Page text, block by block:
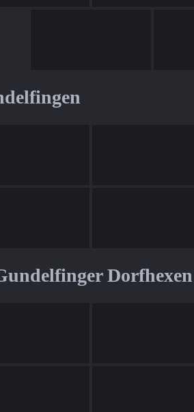
Dorfhexen